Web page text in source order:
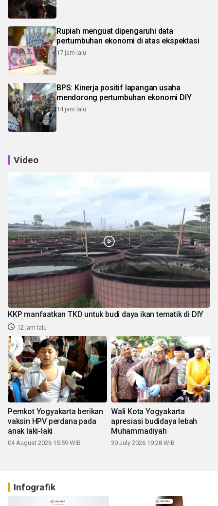
Rupiah menguat dipengaruhi data
pertumbuhan ekonomi di atas ekspektasi
17 jam lalu
BPS: Kinerja positif lapangan usaha
mendorong pertumbuhan ekonomi DIY
14 jam lalu
Video
KKP manfaatkan TKD untuk budi daya ikan tematik di DIY
12 jam lalu
Pemkot Yogyakarta berikan
vaksin HPV perdana pada
anak laki-laki
04 August 2026 15:59 WIB
Wali Kota Yogyakarta
apresiasi budidaya lebah
Muhammadiyah
30 July 2026 19:28 WIB
Infografik